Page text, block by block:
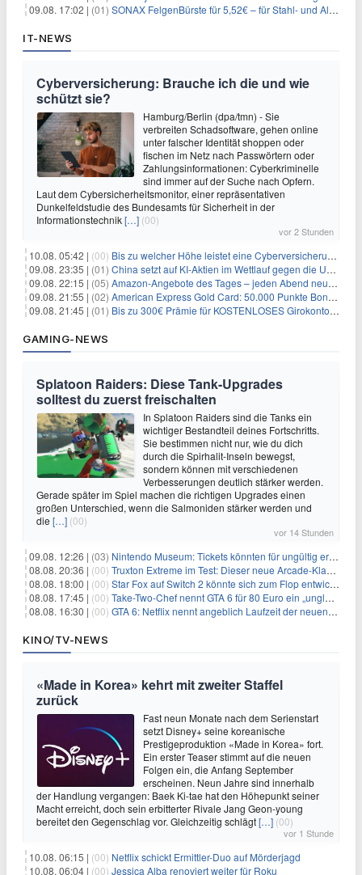
09.08. 17:02 | (01) SONAX FelgenBürste für 5,52€ – für Stahl- und Alufelgen
IT-NEWS
Cyberversicherung: Brauche ich die und wie
schützt sie?
Hamburg/Berlin (dpa/tmn) - Sie
verbreiten Schadsoftware, gehen online
unter falscher Identität shoppen oder
fischen im Netz nach Passwörtern oder
Zahlungsinformationen: Cyberkriminelle
sind immer auf der Suche nach Opfern.
Laut dem Cybersicherheitsmonitor, einer repräsentativen
Dunkelfeldstudie des Bundesamts für Sicherheit in der
Informationstechnik[…] (00)
vor 2 Stunden
10.08. 05:42 | (00) Bis zu welcher Höhe leistet eine Cyberversicherung?
09.08. 23:35 | (01) China setzt auf KI-Aktien im Wettlauf gegen die USA um Chip- und Technologiedominanz
09.08. 22:15 | (05) Amazon-Angebote des Tages – jeden Abend neue Deals zum Stöbern
09.08. 21:55 | (02) American Express Gold Card: 50.000 Punkte Bonus + Metall-Kreditkarte
09.08. 21:45 | (01) Bis zu 300€ Prämie für KOSTENLOSES Girokonto bei der Santander – 50€ schon nach 1 Woche!
GAMING-NEWS
Splatoon Raiders: Diese Tank-Upgrades
solltest du zuerst freischalten
In Splatoon Raiders sind die Tanks ein
wichtiger Bestandteil deines Fortschritts.
Sie bestimmen nicht nur, wie du dich
durch die Spirhalit-Inseln bewegst,
sondern können mit verschiedenen
Verbesserungen deutlich stärker werden.
Gerade später im Spiel machen die richtigen Upgrades einen
großen Unterschied, wenn die Salmoniden stärker werden und
die […] (00)
vor 14 Stunden
09.08. 12:26 | (03) Nintendo Museum: Tickets könnten für ungültig erklärt werden!
08.08. 20:36 | (00) Truxton Extreme im Test: Dieser neue Arcade-Klassiker verzeiht dir gar nichts
08.08. 18:00 | (00) Star Fox auf Switch 2 könnte sich zum Flop entwickeln
08.08. 17:45 | (00) Take-Two-Chef nennt GTA 6 für 80 Euro ein „unglaubliches Schnäppchen“
08.08. 16:30 | (00) GTA 6: Netflix nennt angeblich Laufzeit der neuen Gameplay-Präsentation
KINO/TV-NEWS
«Made in Korea» kehrt mit zweiter Staffel
zurück
Fast neun Monate nach dem Serienstart
setzt Disney+ seine koreanische
Prestigeproduktion «Made in Korea» fort.
Ein erster Teaser stimmt auf die neuen
Folgen ein, die Anfang September
erscheinen. Neun Jahre sind innerhalb
der Handlung vergangen: Baek Ki-tae hat den Höhepunkt seiner
Macht erreicht, doch sein erbitterter Rivale Jang Geon-young
bereitet den Gegenschlag vor. Gleichzeitig schlägt[…] (00)
vor 1 Stunde
10.08. 06:15 | (00) Netflix schickt Ermittler-Duo auf Mörderjagd
10.08. 06:04 | (00) Jessica Alba renoviert weiter für Roku